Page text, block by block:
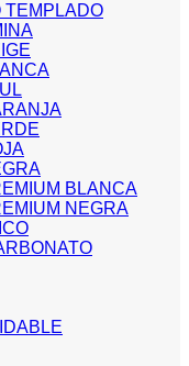
TEMPLADO
BLANCA
NEGRA